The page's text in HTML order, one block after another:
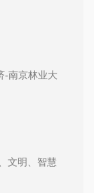
-南京林业大
文明、智慧